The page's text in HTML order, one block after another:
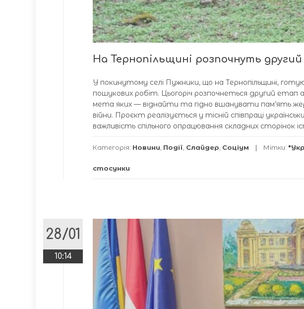
На Тернопільщині розпочнуть
У покинутому селі Пужники, що на Тернопільщині,
пошукових робіт. Цьогоріч розпочнеться другий етап
мета яких — віднайти та гідно вшанувати пам’ять
війни. Проєкт реалізується у тісній співпраці
важливість спільного опрацювання складних сторінок
Категорія: Новини Події Слайдер Соціум Мітки:
стосунки
28/01
10:14